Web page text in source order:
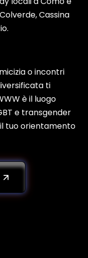
Cassina
o incontri
ti
è il luogo
e transgender
tuo orientamento